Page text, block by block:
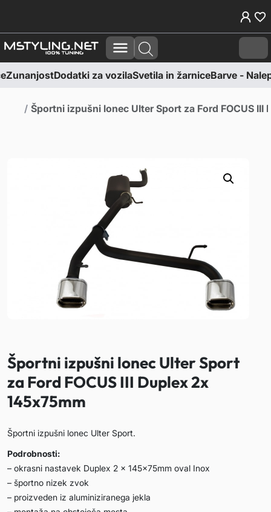
Cart
ZunanjostDodatki za vozilaSvetila in žarniceBarve -
Domov
Športni izpušni lonec Ulter Sport za Ford FOCUS III
Športni izpušni lonec Ulter Sport
za Ford FOCUS III Duplex 2x
145x75mm
Športni izpušni lonec Ulter Sport.
Podrobnosti:
– okrasni nastavek Duplex 2 x 145x75mm oval Inox
– športno nizek zvok
– proizveden iz aluminiziranega jekla